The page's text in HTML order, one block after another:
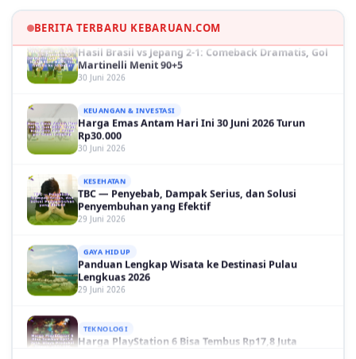
BERITA TERBARU KEBARUAN.COM
OLAH RAGA
Hasil Brasil vs Jepang 2-1: Comeback Dramatis, Gol
Martinelli Menit 90+5
30 Juni 2026
Harga Emas Antam Hari Ini 30 Juni 2026 Turun
Rp30.000
30 Juni 2026
TBC — Penyebab, Dampak Serius, dan Solusi
Penyembuhan yang Efektif
29 Juni 2026
Panduan Lengkap Wisata ke Destinasi Pulau
Lengkuas 2026
29 Juni 2026
Harga PlayStation 6 Bisa Tembus Rp17,8 Juta
29 Juni 2026